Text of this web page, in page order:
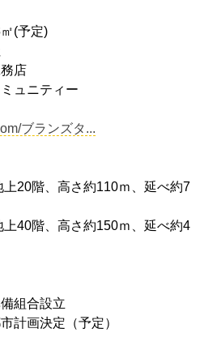
(予定)
店
ュニティー
ブランズタ...
20階、高さ約110ｍ、延べ約7
40階、高さ約150ｍ、延べ約4
組合設立
画決定（予定）